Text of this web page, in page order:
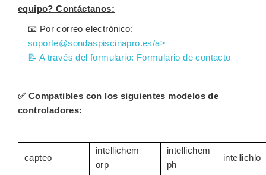
equipo? Contáctanos:
📧 Por correo electrónico:
soporte@sondaspiscinapro.es/a>
📝 A través del formulario: Formulario de contacto
✅ Compatibles con los siguientes modelos de
controladores:
capteo
intellichem
orp
intellichem
ph
intellichlo